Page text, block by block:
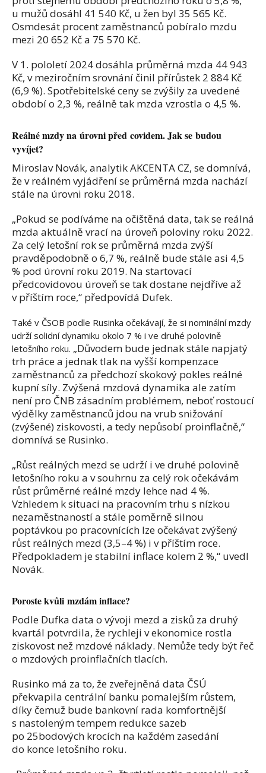
u mužů dosáhl 41 540 Kč, u žen byl 35 565 Kč.
Osmdesát procent zaměstnanců pobíralo mzdu
mezi 20 652 Kč a 75 570 Kč.
V 1. pololetí 2024 dosáhla průměrná mzda 44 943
Kč, v meziročním srovnání činil přírůstek 2 884 Kč
(6,9 %). Spotřebitelské ceny se zvýšily za uvedené
období o 2,3 %, reálně tak mzda vzrostla o 4,5 %.
Reálné mzdy na úrovni před covidem. Jak se budou
vyvíjet?
Miroslav Novák, analytik AKCENTA CZ, se domnívá,
že v reálném vyjádření se průměrná mzda nachází
stále na úrovni roku 2018.
„Pokud se podíváme na očištěná data, tak se reálná
mzda aktuálně vrací na úroveň poloviny roku 2022.
Za celý letošní rok se průměrná mzda zvýší
pravděpodobně o 6,7 %, reálně bude stále asi 4,5
% pod úrovní roku 2019. Na startovací
předcovidovou úroveň se tak dostane nejdříve až
v příštím roce,“ předpovídá Dufek.
Také v ČSOB podle Rusinka očekávají, že si nominální mzdy
udrží solidní dynamiku okolo 7 % i ve druhé polovině
letošního roku. „Důvodem bude jednak stále napjatý
trh práce a jednak tlak na vyšší kompenzace
zaměstnanců za předchozí skokový pokles reálné
kupní síly. Zvýšená mzdová dynamika ale zatím
není pro ČNB zásadním problémem, neboť rostoucí
výdělky zaměstnanců jdou na vrub snižování
(zvýšené) ziskovosti, a tedy nepůsobí proinflačně,“
domnívá se Rusinko.
„Růst reálných mezd se udrží i ve druhé polovině
letošního roku a v souhrnu za celý rok očekávám
růst průměrné reálné mzdy lehce nad 4 %.
Vzhledem k situaci na pracovním trhu s nízkou
nezaměstnaností a stále poměrně silnou
poptávkou po pracovnících lze očekávat zvýšený
růst reálných mezd (3,5–4 %) i v příštím roce.
Předpokladem je stabilní inflace kolem 2 %,“ uvedl
Novák.
Poroste kvůli mzdám inflace?
Podle Dufka data o vývoji mezd a zisků za druhý
kvartál potvrdila, že rychleji v ekonomice rostla
ziskovost než mzdové náklady. Nemůže tedy být řeč
o mzdových proinflačních tlacích.
Rusinko má za to, že zveřejněná data ČSÚ
překvapila centrální banku pomalejším růstem,
díky čemuž bude bankovní rada komfortnější
s nastoleným tempem redukce sazeb
po 25bodových krocích na každém zasedání
do konce letošního roku.